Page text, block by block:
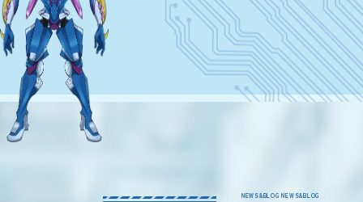
NEWS&BLOG NEWS&BLOG